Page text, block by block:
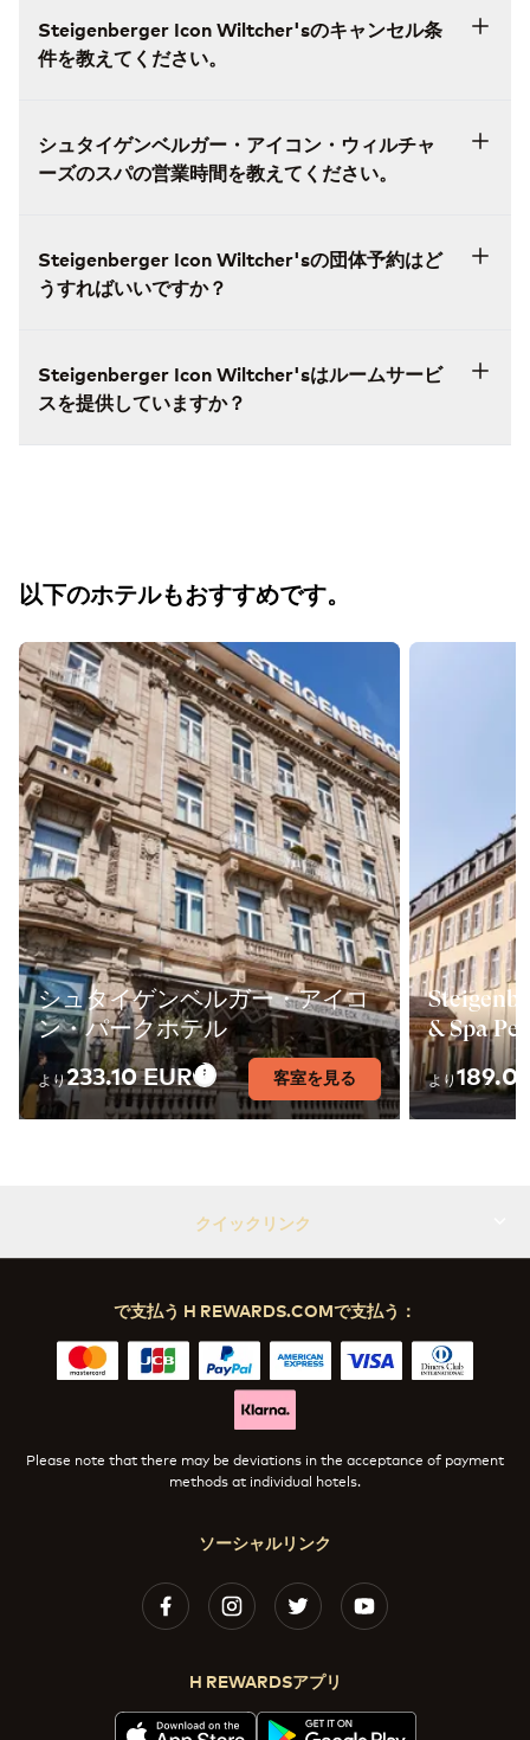
Steigenberger Icon Wiltcher'sのキャンセル条
件を教えてください。
シュタイゲンベルガー・アイコン・ウィルチャ
ーズのスパの営業時間を教えてください。
Steigenberger Icon Wiltcher'sの団体予約はど
うすればいいですか？
Steigenberger Icon Wiltcher'sはルームサービ
スを提供していますか？
以下のホテルもおすすめです。
シュタイゲンベルガー・アイコ
ン・パークホテル
より233.10 EUR 客室を見る
& Spa
より
クイックリンク
ソーシャルリンク
H REWARDSアプリ
で支払う H REWARDS.COMで支払う：
Please note that there may be deviations in the acceptance of payment
methods at individual hotels.